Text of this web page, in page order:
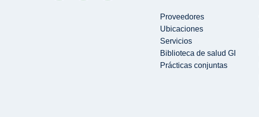
Proveedores
Ubicaciones
Servicios
Biblioteca de salud GI
Prácticas conjuntas